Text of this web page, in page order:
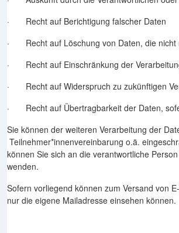
· Recht auf Berichtigung falscher Daten
· Recht auf Löschung von Daten, die nicht
· Recht auf Einschränkung der
· Recht auf Widerspruch zu zukünftigen
· Recht auf Übertragbarkeit der Daten,
Sie können der weiteren Verarbeitung der
Teilnehmer*innenvereinbarung o.ä.
können Sie sich an die verantwortliche
wenden.
Sofern vorliegend können zum Versand von
nur die eigene Mailadresse einsehen können.